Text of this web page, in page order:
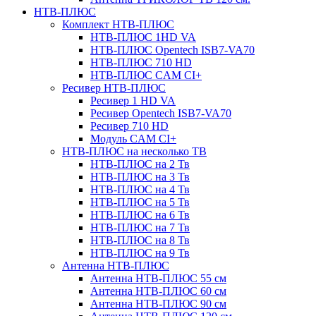
НТВ-ПЛЮС
Комплект НТВ-ПЛЮС
НТВ-ПЛЮС 1HD VA
НТВ-ПЛЮС Opentech ISB7-VA70
НТВ-ПЛЮС 710 HD
НТВ-ПЛЮС CAM CI+
Ресивер НТВ-ПЛЮС
Ресивер 1 HD VA
Ресивер Opentech ISB7-VA70
Ресивер 710 HD
Модуль CAM CI+
НТВ-ПЛЮС на несколько ТВ
НТВ-ПЛЮС на 2 Тв
НТВ-ПЛЮС на 3 Тв
НТВ-ПЛЮС на 4 Тв
НТВ-ПЛЮС на 5 Тв
НТВ-ПЛЮС на 6 Тв
НТВ-ПЛЮС на 7 Тв
НТВ-ПЛЮС на 8 Тв
НТВ-ПЛЮС на 9 Тв
Антенна НТВ-ПЛЮС
Антенна НТВ-ПЛЮС 55 см
Антенна НТВ-ПЛЮС 60 см
Антенна НТВ-ПЛЮС 90 см